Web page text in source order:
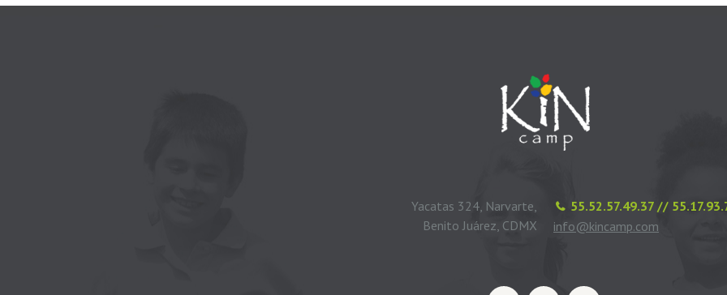
55.52.57.49.37 //
info@kincamp.com
Yacatas 324, Narvarte,
Benito Juárez, CDMX